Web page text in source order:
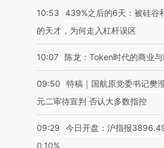
10:53
439%之后的6天：被硅谷
的天才，为何走入杠杆误区
10:07 陈龙：Token时代的商业
09:50
特稿｜国航原党委书记樊
元二审待宣判 否认大多数指控
09:29
今日开盘：沪指报
0.10%